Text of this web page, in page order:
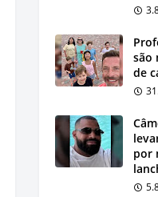
são
de
por